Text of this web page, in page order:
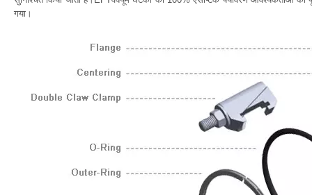
गया।